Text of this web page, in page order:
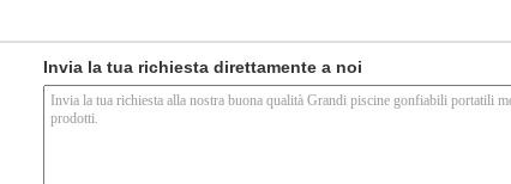
Invia la tua richiesta direttamente a noi